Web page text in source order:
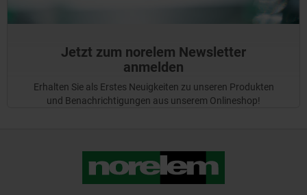
Jetzt zum norelem Newsletter
anmelden
Erhalten Sie als Erstes Neuigkeiten zu unseren Produkten
und Benachrichtigungen aus unserem Onlineshop!